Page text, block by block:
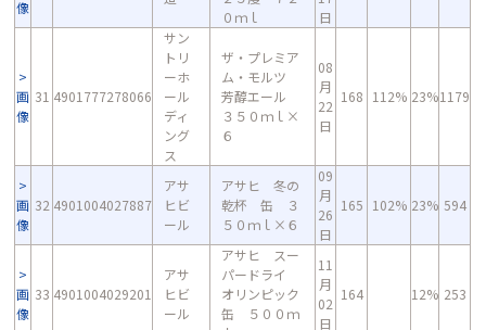
像
０ｍｌ
日
画
像
31 4901777278066
サン
トリ
ーホ
ール
ディ
ング
ス
ザ・プレミア
ム・モルツ
芳醇エール
３５０ｍｌ×
６
08
月
22
日
168 112% 23%1179
画
像
32 4901004027887
アサ
ヒビ
ール
アサヒ 冬の
乾杯 缶 ３
５０ｍｌ×６
09
月
26
日
165 102% 23% 594
画
像
33 4901004029201
アサ
ヒビ
ール
アサヒ スー
パードライ
オリンピック
缶 ５００ｍ
11
月
02
日
164 12% 253